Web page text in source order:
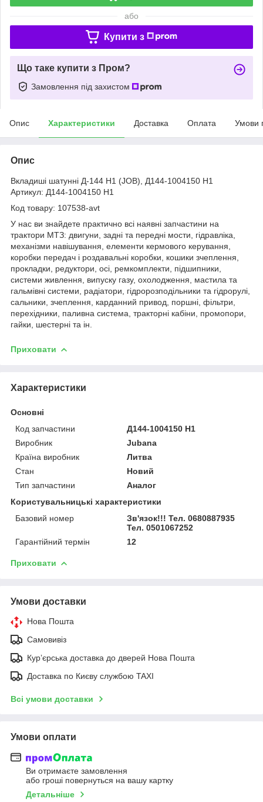
або
Купити з
Що таке купити з Пром?
Замовлення під захистом
Опис Характеристики Доставка Оплата Умови
Опис
Вкладиші шатунні Д-144 Н1 (JOB), Д144-1004150 Н1
Артикул: Д144-1004150 Н1
Код товару: 107538-avt
У нас ви знайдете практично всі наявні запчастини на
трактори МТЗ: двигуни, задні та передні мости, гідравліка,
механізми навішування, елементи кермового керування,
коробки передач і роздавальні коробки, кошики зчеплення,
прокладки, редуктори, осі, ремкомплекти, підшипники,
системи живлення, випуску газу, охолодження, мастила та
гальмівні системи, радіатори, гідророзподільники та гідрорулі,
сальники, зчеплення, карданний привод, поршні, фільтри,
перехідники, паливна система, тракторні кабіни, промопори,
гайки, шестерні та ін.
Приховати
Характеристики
Основні
Код запчастини
Д144-1004150 Н1
Виробник
Jubana
Країна виробник
Литва
Стан
Новий
Тип запчастини
Аналог
Користувальницькі характеристики
Базовий номер
Зв'язок!!! Тел. 0680887935
Тел. 0501067252
Гарантійний термін
12
Приховати
Умови доставки
Нова Пошта
Самовивіз
Курʼєрська доставка до дверей Нова Пошта
Доставка по Києву службою TAXI
Всі умови доставки
Умови оплати
Ви отримаєте замовлення
або гроші повернуться на вашу картку
Детальніше